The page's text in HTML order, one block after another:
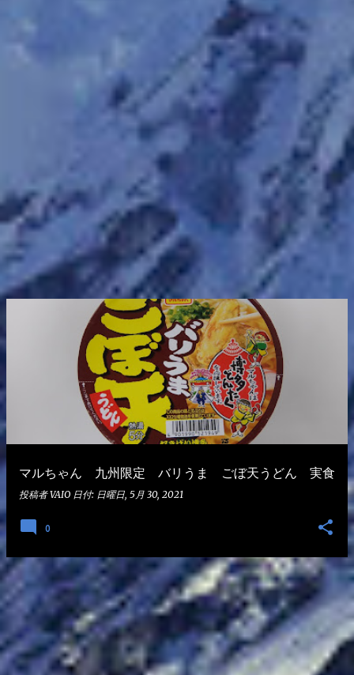
マルちゃん 九州限定 バリうま ごぼ天うどん 実食
投稿者VAIO 日付: 日曜日, 5月 30, 2021
0